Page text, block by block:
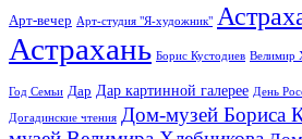
Арт-вечер Арт-студия "Я-художник"
Астрахань Борис Кустодиев Велимир
Год Семьи Дар Дар картинной галерее День
Догадинские чтения Дом-музей Бориса